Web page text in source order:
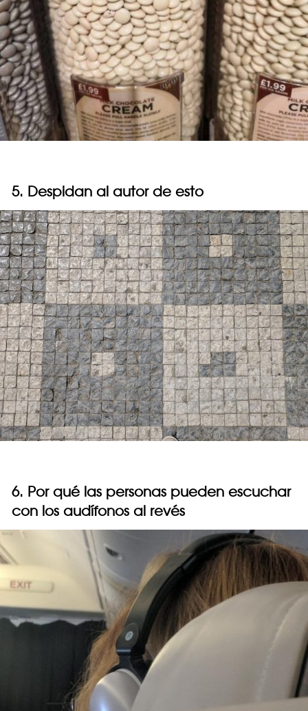
5. Despidan al autor de esto
6. Por qué las personas pueden escuchar
con los audífonos al revés